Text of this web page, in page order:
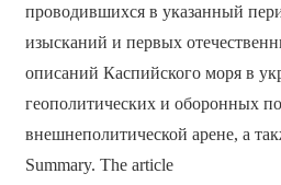
проводившихся в указанный
изысканий и первых
описаний Каспийского моря в
геополитических и оборонных
внешнеполитической арене, а
Summary. The article